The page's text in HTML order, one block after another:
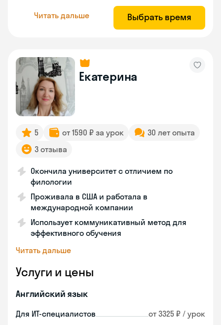
Читать дальше Выбрать время
Екатерина
5 от 1590 ₽ за урок
30 лет опыта
3 отзыва
Окончила университет с отличием по
филологии
Проживала в США и работала в
международной компании
Использует коммуникативный метод для
эффективного обучения
Читать дальше
Услуги и цены
Английский язык
Для ИТ-специалистов от 3325 ₽ / урок